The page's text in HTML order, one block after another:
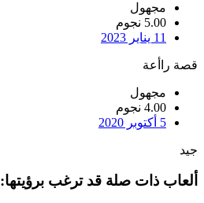
مجهول
5.00 نجوم
11 يناير 2023
قصة راأعة
مجهول
4.00 نجوم
5 أكتوبر 2020
جيد
ألعاب ذات صلة قد ترغب برؤيتها: